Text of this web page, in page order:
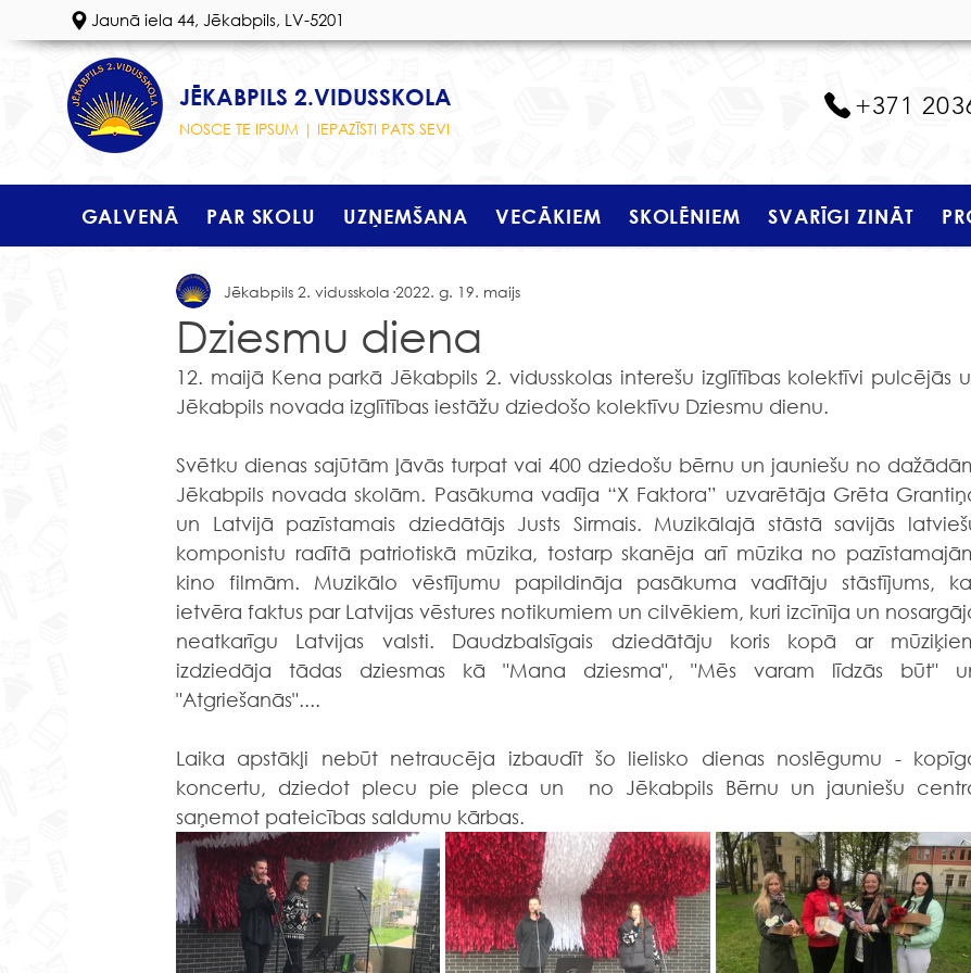
Jaunā iela 44, Jēkabpils, LV-5201
JĒKABPILS 2.VIDUSSKOLA
NOSCE TE IPSUM | IEPAZĪSTI PATS SEVI
+371
GALVENĀ PAR SKOLU UZŅEMŠANA VECĀKIEM SKOLĒNIEM SVARĪGI ZINĀT
Dziesmu diena
Jēkabpils 2. vidusskola 2022. g. 19. maijs
12. maijā Kena parkā Jēkabpils 2. vidusskolas interešu izglītības kolektīvi pulcējās
Jēkabpils novada izglītības iestāžu dziedošo kolektīvu Dziesmu dienu.
Svētku dienas sajūtām ļāvās turpat vai 400 dziedošu bērnu un jauniešu no
Jēkabpils novada skolām. Pasākuma vadīja “X Faktora” uzvarētāja Grēta
un Latvijā pazīstamais dziedātājs Justs Sirmais. Muzikālajā stāstā savijās
komponistu radītā patriotiskā mūzika, tostarp skanēja arī mūzika no
kino filmām. Muzikālo vēstījumu papildināja pasākuma vadītāju stāstījums,
ietvēra faktus par Latvijas vēstures notikumiem un cilvēkiem, kuri izcīnīja un
neatkarīgu Latvijas valsti. Daudzbalsīgais dziedātāju koris kopā ar
izdziedāja tādas dziesmas kā "Mana dziesma", "Mēs varam līdzās būt"
"Atgriešanās"....
Laika apstākļi nebūt netraucēja izbaudīt šo lielisko dienas noslēgumu -
koncertu, dziedot plecu pie pleca un  no Jēkabpils Bērnu un jauniešu
saņemot pateicības saldumu kārbas.